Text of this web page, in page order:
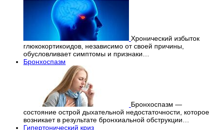
Хронический избыток
глюкокортикоидов, независимо от своей причины,
обусловливает симптомы и признаки…
Бронхоспазм
Бронхоспазм —
состояние острой дыхательной недостаточности, которое
возникает в результате бронхиальной обструкции…
Гипертонический криз